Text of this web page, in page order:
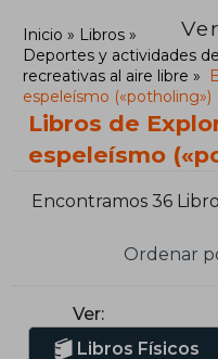
Inicio
Libros
Deportes y actividades
recreativas al aire libre
espeleísmo («potholing»)
Libros de
espeleísmo
Encontramos 36
Ordenar
Ver:
Libros Físicos